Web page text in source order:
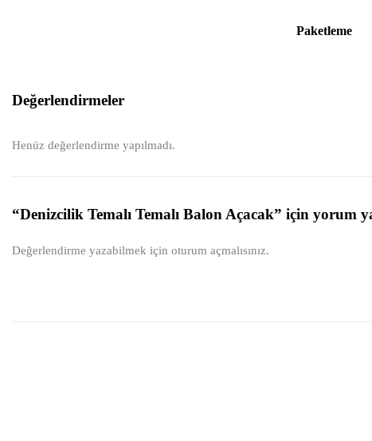
Paketleme
Değerlendirmeler
Henüz değerlendirme yapılmadı.
“Denizcilik Temalı Temalı Balon Açacak” için yorum
Değerlendirme yazabilmek için oturum açmalısınız.